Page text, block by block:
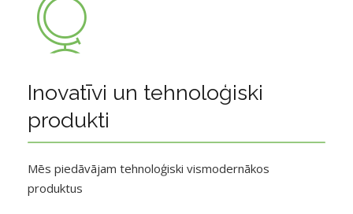
Inovatīvi un tehnoloģiski
produkti
Mēs piedāvājam tehnoloģiski vismodernākos
produktus